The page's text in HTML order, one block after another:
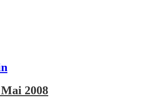
2008